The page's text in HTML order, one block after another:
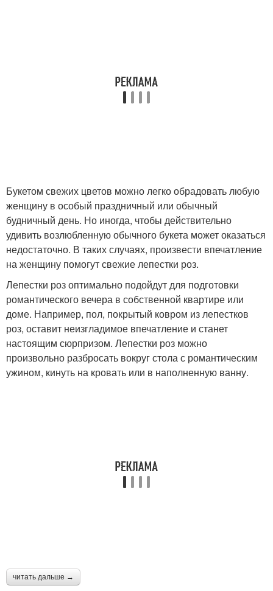
Букетом свежих цветов можно легко обрадовать любую
женщину в особый праздничный или обычный
будничный день. Но иногда, чтобы действительно
удивить возлюбленную обычного букета может оказаться
недостаточно. В таких случаях, произвести впечатление
на женщину помогут свежие лепестки роз.
Лепестки роз оптимально подойдут для подготовки
романтического вечера в собственной квартире или
доме. Например, пол, покрытый ковром из лепестков
роз, оставит неизгладимое впечатление и станет
настоящим сюрпризом. Лепестки роз можно
произвольно разбросать вокруг стола с романтическим
ужином, кинуть на кровать или в наполненную ванну.
читать дальше →